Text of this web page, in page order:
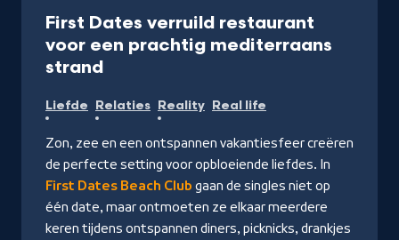
First Dates verruild restaurant
voor een prachtig mediterraans
strand-
op
Start
Liefde Relaties Reality Real life
Zon, zee en een ontspannen vakantiesfeer creëren
de perfecte setting voor opbloeiende liefdes. In
First Dates Beach Club gaan de singles niet op
één date, maar ontmoeten ze elkaar meerdere
keren tijdens ontspannen diners, picknicks, drankjes